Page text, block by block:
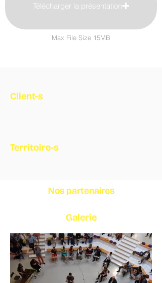
Télécharger la présentation
Max File Size 15MB
Client-s
Territoire-s
Nos partenaires
Galerie